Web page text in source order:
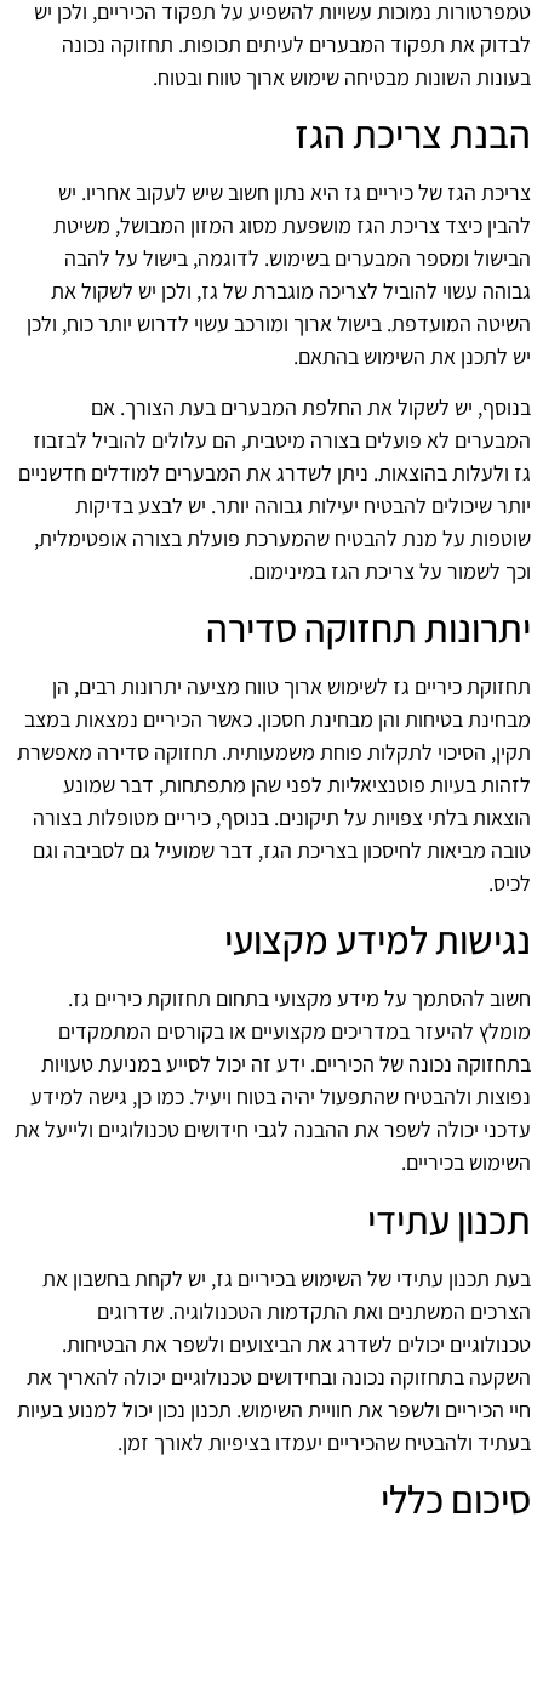
טמפרטורות נמוכות עשויות להשפיע על תפקוד הכיריים, ולכן יש
לבדוק את תפקוד המבערים לעיתים תכופות. תחזוקה נכונה
בעונות השונות מבטיחה שימוש ארוך טווח ובטוח.
הבנת צריכת הגז
צריכת הגז של כיריים גז היא נתון חשוב שיש לעקוב אחריו. יש
להבין כיצד צריכת הגז מושפעת מסוג המזון המבושל, משיטת
הבישול ומספר המבערים בשימוש. לדוגמה, בישול על להבה
גבוהה עשוי להוביל לצריכה מוגברת של גז, ולכן יש לשקול את
השיטה המועדפת. בישול ארוך ומורכב עשוי לדרוש יותר כוח, ולכן
יש לתכנן את השימוש בהתאם.
בנוסף, יש לשקול את החלפת המבערים בעת הצורך. אם
המבערים לא פועלים בצורה מיטבית, הם עלולים להוביל לבזבוז
גז ולעלות בהוצאות. ניתן לשדרג את המבערים למודלים חדשניים
יותר שיכולים להבטיח יעילות גבוהה יותר. יש לבצע בדיקות
שוטפות על מנת להבטיח שהמערכת פועלת בצורה אופטימלית,
וכך לשמור על צריכת הגז במינימום.
יתרונות תחזוקה סדירה
תחזוקת כיריים גז לשימוש ארוך טווח מציעה יתרונות רבים, הן
מבחינת בטיחות והן מבחינת חסכון. כאשר הכיריים נמצאות במצב
תקין, הסיכוי לתקלות פוחת משמעותית. תחזוקה סדירה מאפשרת
לזהות בעיות פוטנציאליות לפני שהן מתפתחות, דבר שמונע
הוצאות בלתי צפויות על תיקונים. בנוסף, כיריים מטופלות בצורה
טובה מביאות לחיסכון בצריכת הגז, דבר שמועיל גם לסביבה וגם
לכיס.
נגישות למידע מקצועי
חשוב להסתמך על מידע מקצועי בתחום תחזוקת כיריים גז.
מומלץ להיעזר במדריכים מקצועיים או בקורסים המתמקדים
בתחזוקה נכונה של הכיריים. ידע זה יכול לסייע במניעת טעויות
נפוצות ולהבטיח שהתפעול יהיה בטוח ויעיל. כמו כן, גישה למידע
עדכני יכולה לשפר את ההבנה לגבי חידושים טכנולוגיים ולייעל את
השימוש בכיריים.
תכנון עתידי
בעת תכנון עתידי של השימוש בכיריים גז, יש לקחת בחשבון את
הצרכים המשתנים ואת התקדמות הטכנולוגיה. שדרוגים
טכנולוגיים יכולים לשדרג את הביצועים ולשפר את הבטיחות.
השקעה בתחזוקה נכונה ובחידושים טכנולוגיים יכולה להאריך את
חיי הכיריים ולשפר את חוויית השימוש. תכנון נכון יכול למנוע בעיות
בעתיד ולהבטיח שהכיריים יעמדו בציפיות לאורך זמן.
סיכום כללי